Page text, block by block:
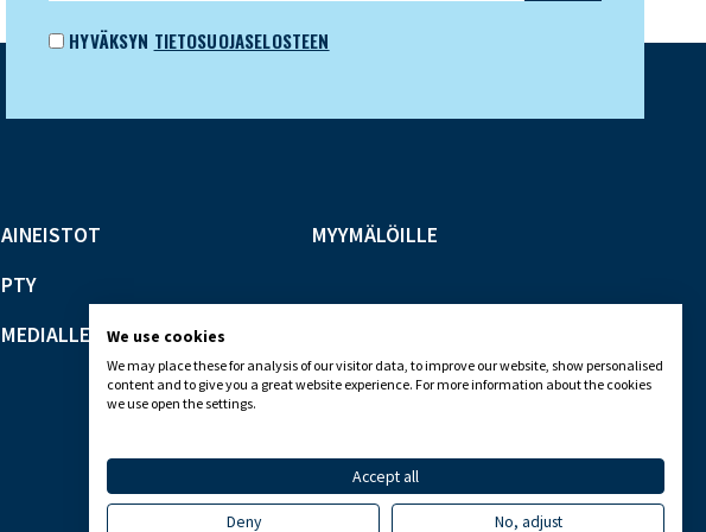
HYVÄKSYN TIETOSUOJASELOSTEEN
AINEISTOT
PTY
MEDIALLE
MYYMÄLÖILLE
We use cookies
We may place these for analysis of our visitor data, to improve our website, show personalised
content and to give you a great website experience. For more information about the cookies
we use open the settings.
Accept all
Deny No, adjust